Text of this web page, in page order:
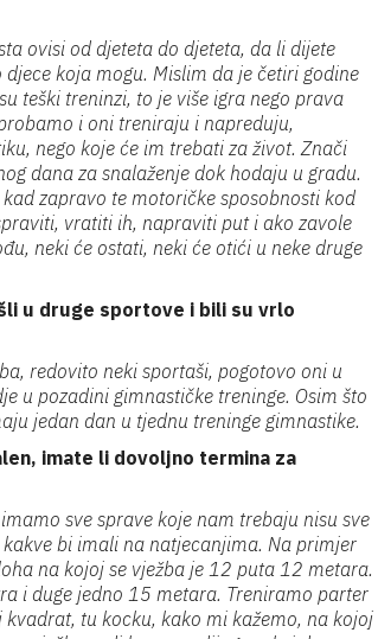
ovisi od djeteta do djeteta, da li dijete
koja mogu. Mislim da je četiri godine
teški treninzi, to je više igra nego prava
i oni treniraju i napreduju,
nego koje će im trebati za život. Znači
dana za snalaženje dok hodaju u gradu.
zapravo te motoričke sposobnosti kod
vratiti ih, napraviti put i ako zavole
neki će ostati, neki će otići u neke druge
u druge sportove i bili su vrlo
redovito neki sportaši, pogotovo oni u
u pozadini gimnastičke treninge. Osim što
jedan dan u tjednu treninge gimnastike.
imate li dovoljno termina za
sve sprave koje nam trebaju nisu sve
bi imali na natjecanjima. Na primjer
na kojoj se vježba je 12 puta 12 metara.
i duge jedno 15 metara. Treniramo parter
tu kocku, kako mi kažemo, na kojoj